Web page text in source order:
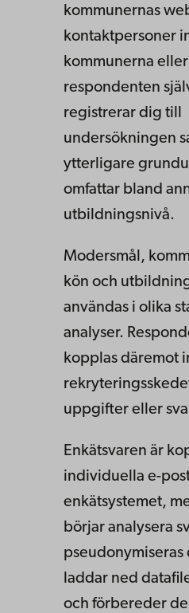
kommunernas
kontaktpersoner
kommunerna
respondenten
registrerar dig till
undersökningen
ytterligare
omfattar bland
utbildningsnivå.
Modersmål,
kön och
användas i olika
analyser.
kopplas däremot
uppgifter eller
Enkätsvaren är
individuella e-
enkätsystemet,
börjar analysera
pseudonymiseras
laddar ned
och förbereder